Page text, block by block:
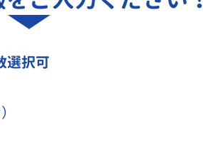
選択可